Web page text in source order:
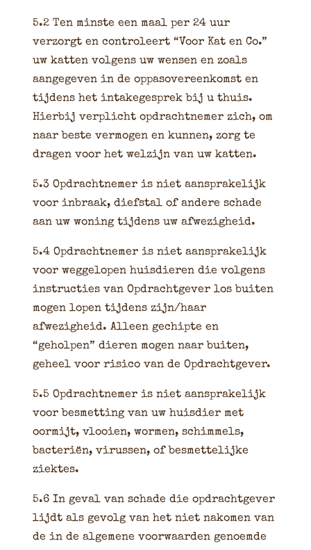
5.2 Ten minste een maal per 24 uur
verzorgt en controleert “Voor Kat en Co.”
uw katten volgens uw wensen en zoals
aangegeven in de oppasovereenkomst en
tijdens het intakegesprek bij u thuis.
Hierbij verplicht opdrachtnemer zich, om
naar beste vermogen en kunnen, zorg te
dragen voor het welzijn van uw katten.
5.3 Opdrachtnemer is niet aansprakelijk
voor inbraak, diefstal of andere schade
aan uw woning tijdens uw afwezigheid.
5.4 Opdrachtnemer is niet aansprakelijk
voor weggelopen huisdieren die volgens
instructies van Opdrachtgever los buiten
mogen lopen tijdens zijn/haar
afwezigheid. Alleen gechipte en
“geholpen” dieren mogen naar buiten,
geheel voor risico van de Opdrachtgever.
5.5 Opdrachtnemer is niet aansprakelijk
voor besmetting van uw huisdier met
oormijt, vlooien, wormen, schimmels,
bacteriën, virussen, of besmettelijke
ziektes.
5.6 In geval van schade die opdrachtgever
lijdt als gevolg van het niet nakomen van
de in de algemene voorwaarden genoemde